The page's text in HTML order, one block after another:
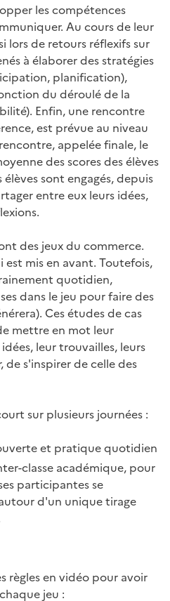
les compétences
Au cours de leur
lors de retours réflexifs sur
à élaborer des stratégies
planification),
du déroulé de la
Enfin, une rencontre
est prévue au niveau
appelée finale, le
des scores des élèves
sont engagés, depuis
entre eux leurs idées,
des jeux du commerce.
mis en avant. Toutefois,
quotidien,
dans le jeu pour faire des
Ces études de cas
mettre en mot leur
leur trouvailles, leurs
de s'inspirer de celle des
sur plusieurs journées :
et pratique quotidien
classe académique, pour
participantes se
d'un unique tirage
règles en vidéo pour avoir
jeu :